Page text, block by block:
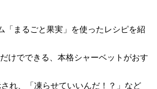
「まるごと果実」を使ったレシピを紹
けでできる、本格シャーベットがおす
れ、「凍らせていいんだ！？」など